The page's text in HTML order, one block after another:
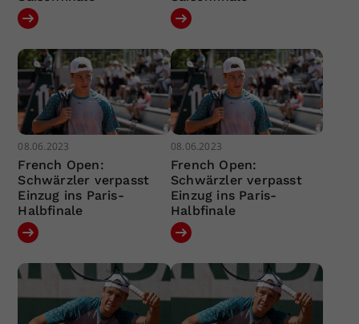
08.06.2023
French Open:
Schwärzler verpasst
Einzug ins Paris-
Halbfinale
08.06.2023
French Open:
Schwärzler verpasst
Einzug ins Paris-
Halbfinale